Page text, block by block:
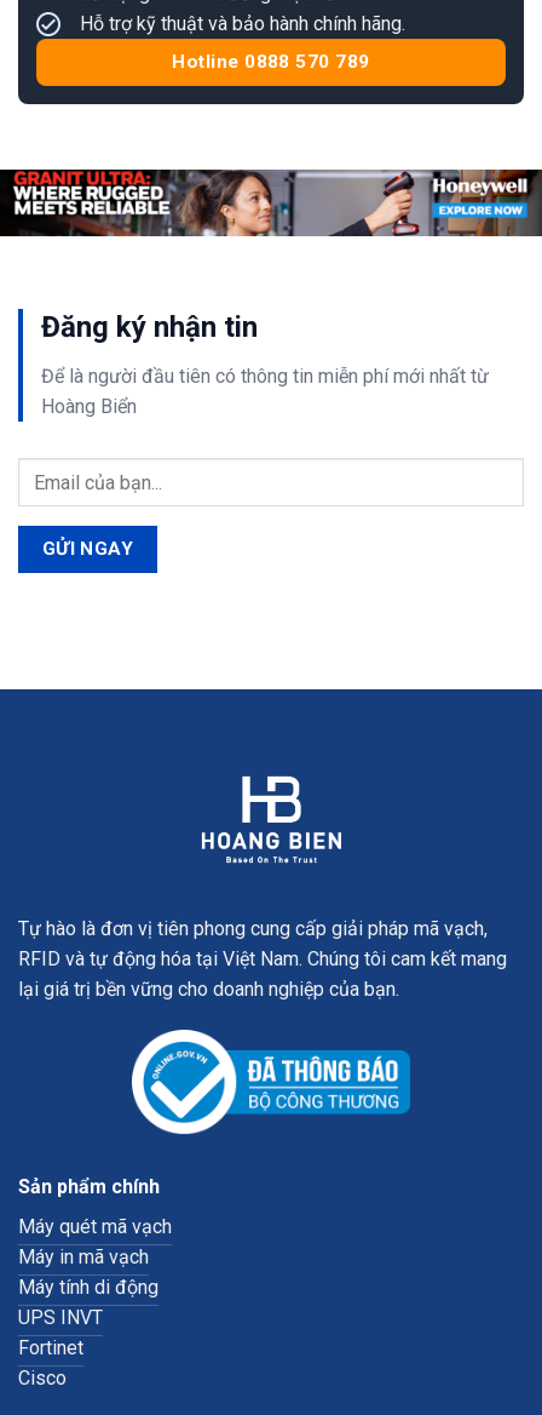
Hỗ trợ kỹ thuật và bảo hành chính hãng.
Hotline 0888 570 789
Đăng ký nhận tin
Để là người đầu tiên có thông tin miễn phímới nhất từ
Hoàng Biển
Tự hào là đơn vị tiên phong cung cấp giải pháp mã vạch,
RFID và tự động hóa tại Việt Nam. Chúng tôi cam kết mang
lại giá trị bền vững cho doanh nghiệp của bạn.
Sản phẩm chính
Máy quét mã vạch
Máy in mã vạch
Máy tính di động
UPS INVT
Fortinet
Cisco